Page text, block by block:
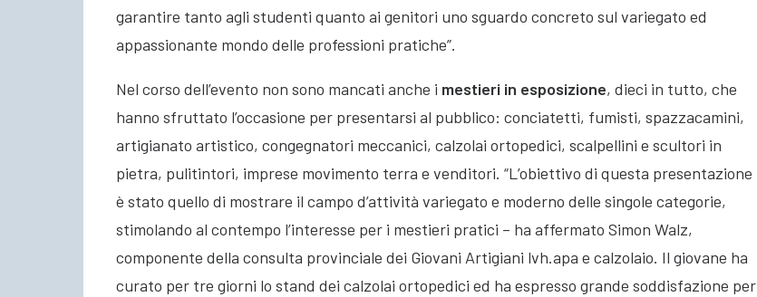
garantire tanto agli studenti quanto ai genitori uno sguardo concreto sul variegato ed
appassionante mondo delle professioni pratiche”.
Nel corso dell’evento non sono mancati anche i mestieri in esposizione, dieci in tutto, che
hanno sfruttato l’occasione per presentarsi al pubblico: conciatetti, fumisti, spazzacamini,
artigianato artistico, congegnatori meccanici, calzolai ortopedici, scalpellini e scultori in
pietra, pulitintori, imprese movimento terra e venditori. “L’obiettivo di questa presentazione
è stato quello di mostrare il campo d’attività variegato e moderno delle singole categorie,
stimolando al contempo l’interesse per i mestieri pratici – ha affermato Simon Walz,
componente della consulta provinciale dei Giovani Artigiani lvh.apa e calzolaio. Il giovane ha
curato per tre giorni lo stand dei calzolai ortopedici ed ha espresso grande soddisfazione per